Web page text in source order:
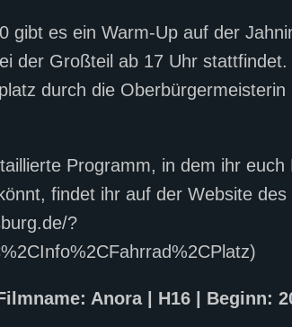
gibt es ein Warm-Up auf der
der Großteil ab 17 Uhr
durch die
Programm, in dem ihr
findet ihr auf der Website
?
Anora | H16 | Beginn: